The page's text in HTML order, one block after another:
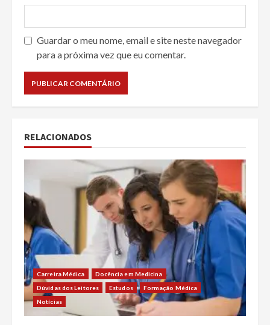
Guardar o meu nome, email e site neste navegador
para a próxima vez que eu comentar.
RELACIONADOS
Carreira Médica
Docência em Medicina
Dúvidas dos Leitores
Estudos
Formação Médica
Notícias